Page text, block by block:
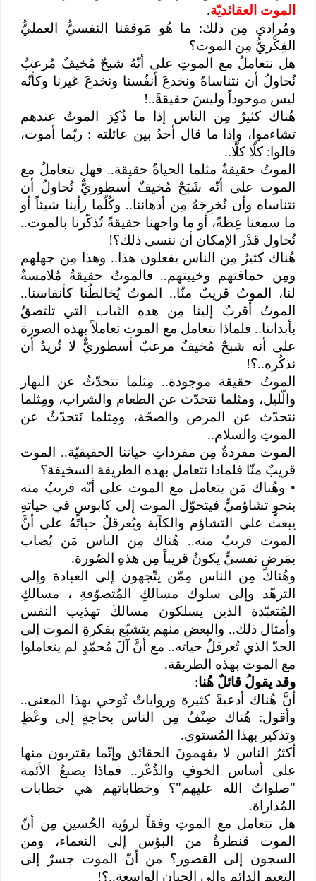
الموت العقائديّة.
ومُرادي مِن ذلك: ما هُو مَوقفنا النفسيُّ العمليُّ
الفِكْريُّ مِن الموت؟
هل نتعاملُ مع الموتِ على أنّهُ شبحٌ مُخيفٌ مُرعبٌ
نُحاولُ أن نتناساهُ ونخدعَ أنفُسنا ونخدعَ غيرنا وكأنّه
ليس موجوداً وليسَ حقيقةً..!
هُناك كثيرٌ مِن الناس إذا ما ذُكِرَ الموتُ عندهم
تشاءموا، وإذا ما قال أحدٌ بين عائلته : ربّما أموت،
قالوا: كلّا كلّا..
الموتُ حقيقةٌ مثلما الحياةُ حقيقة.. فهل نتعاملُ مع
الموت على أنّه شَبَحٌ مُخيفٌ أسطوريٌّ نُحاولُ أن
نتناساه وأن نُخرِجَهُ مِن أذهاننا.. وكُلّما رأينا شيئاً أو
ما سمعنا عِظةً، أو ما واجهنا حقيقةً تُذكّرنا بالموت..
نُحاول قدْر الإمكان أن ننسى ذلك؟!
هُناك كثيرٌ مِن الناس يفعلون هذا.. وهذا مِن جهلهم
ومِن حماقتهم وخيبتهم.. فالموتُ حقيقةٌ مُلامسةٌ
لنا، الموتُ قريبٌ منّا.. الموتُ يُخالطُنا كأنفاسنا..
الموتُ أقربُ إلينا مِن هذهِ الثياب التي تلتصقُ
بأبداننا.. فلماذا نتعامل مع الموت تعاملاً بهذه الصورة
على أنه شبحٌ مُخيفٌ مرعبٌ أسطوريٌّ لا نُريدُ أن
نذكُره..؟!
الموتُ حقيقة موجودة.. مِثلما نتحدّثُ عن النهار
والّليل، ومثلما نتحدّث عن الطعام والشراب، ومِثلما
نتحدّث عن المرض والصحّة، ومِثلما نَتحدّثُ عن
الموتِ والسلام..
الموت مفردةٌ مِن مفرداتِ حياتنا الحقيقيّة.. الموت
قريبٌ منّا فلماذا نتعامل بهذه الطريقة السخيفة؟
• وهُناك مَن يتعامل مع الموت على أنّه قريبٌ منه
بنحوٍ تشاؤميٍّ فيتحوّل الموت إلى كابوسٍ في حياتهِ
يبعث على التشاؤم والكآبة ويُعرقلُ حياتَهُ على أنَّ
الموت قريبٌ منه.. هُناك مِن الناس مَن يُصاب
بمَرضٍ نفسيٍّ يكونُ قريباً مِن هذهِ الصُورة.
وهُناك مِن الناس مِمّن يتّجهون إلى العبادة وإلى
التزهّد وإلى سلوك مسالكِ المُتصوّفةِ ، مسالكِ
المُتعبّدة الذين يسلكون مسالكَ تهذيب النفس
وأمثال ذلك.. والبعض منهم يتشبّع بفكرةِ الموت إلى
الحدّ الذي تُعرقلُ حياته.. مع أنَّ آلَ مُحمّدٍ لم يتعاملوا
مع الموت بهذه الطريقة.
وقد يقولُ قائلٌ هُنا:
أنَّ هُناك أدعيةً كثيرة ورواياتٌ تُوحي بهذا المعنى..
وأقول: هُناك صِنْفٌ مِن الناس بحاجةٍ إلى وعْظٍ
وتذكير بهذا المُستوى.
أكثرُ الناس لا يفهمونَ الحقائق وإنّما يقتربون منها
على أساس الخوفِ والذُعْر.. فماذا يصنعُ الأئمة
"صلواتُ الله عليهم"؟ وخطاباتهم هي خطابات
المُداراة.
هل نتعامل مع الموتِ وفقاً لرؤية الحُسين مِن أنّ
الموت قنطرةٌ من البؤس إلى النعماء، ومن
السجون إلى القصور؟ من أنّ الموت جسرٌ إلى
النعيم الدائم وإلى الجنان الواسعة..؟!